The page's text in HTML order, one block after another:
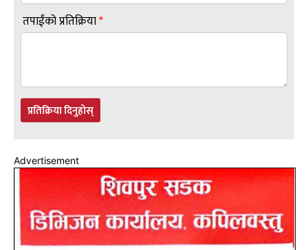
तपाईंको प्रतिक्रिया*
प्रतिक्रिया दिनुहोस्
Advertisement